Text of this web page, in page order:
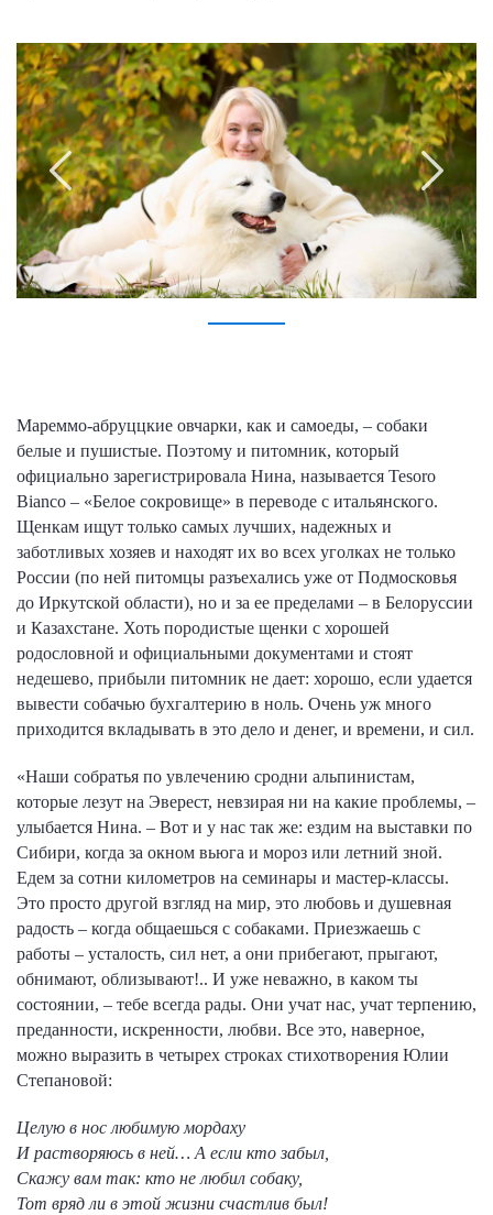
Мареммо-абруццкие овчарки, как и самоеды, – собаки
белые и пушистые. Поэтому и питомник, который
официально зарегистрировала Нина, называется Tesoro
Bianco – «Белое сокровище» в переводе с итальянского.
Щенкам ищут только самых лучших, надежных и
заботливых хозяев и находят их во всех уголках не только
России (по ней питомцы разъехались уже от Подмосковья
до Иркутской области), но и за ее пределами – в Белоруссии
и Казахстане. Хоть породистые щенки с хорошей
родословной и официальными документами и стоят
недешево, прибыли питомник не дает: хорошо, если удается
вывести собачью бухгалтерию в ноль. Очень уж много
приходится вкладывать в это дело и денег, и времени, и сил.
«Наши собратья по увлечению сродни альпинистам,
которые лезут на Эверест, невзирая ни на какие проблемы, –
улыбается Нина. – Вот и у нас так же: ездим на выставки по
Сибири, когда за окном вьюга и мороз или летний зной.
Едем за сотни километров на семинары и мастер-классы.
Это просто другой взгляд на мир, это любовь и душевная
радость – когда общаешься с собаками. Приезжаешь с
работы – усталость, сил нет, а они прибегают, прыгают,
обнимают, облизывают!.. И уже неважно, в каком ты
состоянии, – тебе всегда рады. Они учат нас, учат терпению,
преданности, искренности, любви. Все это, наверное,
можно выразить в четырех строках стихотворения Юлии
Степановой:
Целую в нос любимую мордаху
И растворяюсь в ней… А если кто забыл,
Скажу вам так: кто не любил собаку,
Тот вряд ли в этой жизни счастлив был!